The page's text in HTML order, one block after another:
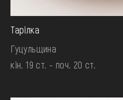
Тарілка
Гуцульщина
кін. 19 ст. - поч. 20 ст.